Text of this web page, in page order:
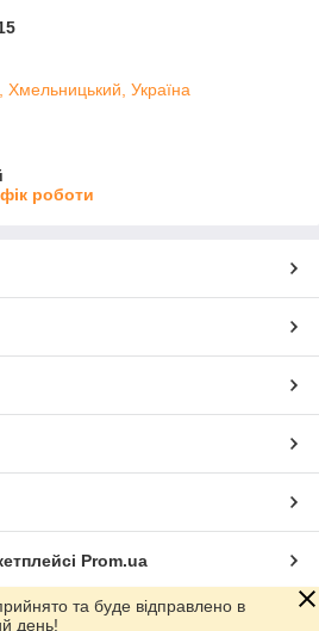
Хмельницький, Україна
роботи
Prom.ua
та буде відправлено в
день!